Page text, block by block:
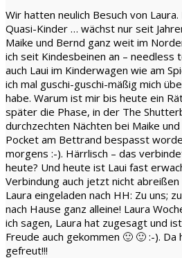
Wir hatten neulich Besuch von
Quasi-Kinder … wächst nur seit
Maike und Bernd ganz weit im
ich seit Kindesbeinen an – needless
auch Laui im Kinderwagen wie am
ich mal guschi-guschi-mäßig mich
habe. Warum ist mir bis heute ein
später die Phase, in der The
durchzechten Nächten bei Maike
Pocket am Bettrand bespasst
morgens :-). Härrlisch – das
heute? Und heute ist Laui fast
Verbindung auch jetzt nicht
Laura eingeladen nach HH: Zu uns;
nach Hause ganz alleine! Laura
ich sagen, Laura hat zugesagt und
Freude auch gekommen 🙂 🙂 :-).
gefreut!!!